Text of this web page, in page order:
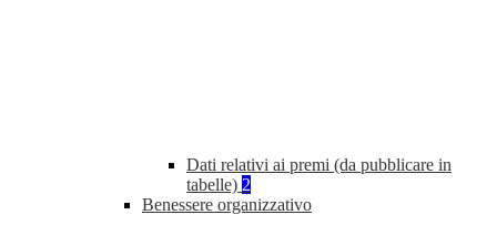
Dati relativi ai premi (da pubblicare in
tabelle) 2
Benessere organizzativo